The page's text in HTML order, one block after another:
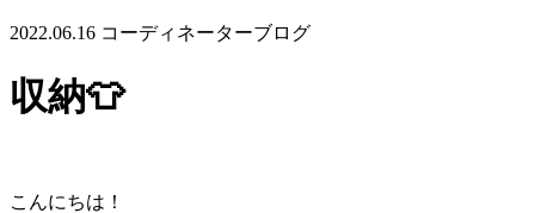
2022.06.16 コーディネーターブログ
収納👕
こんにちは！